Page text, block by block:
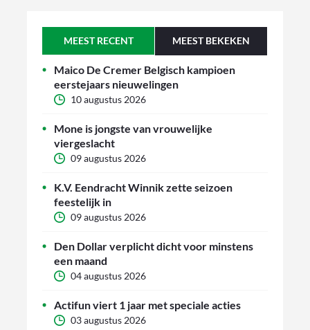
MEEST RECENT MEEST BEKEKEN
Maico De Cremer Belgisch kampioen
eerstejaars nieuwelingen
10 augustus 2026
Mone is jongste van vrouwelijke
viergeslacht
09 augustus 2026
K.V. Eendracht Winnik zette seizoen
feestelijk in
09 augustus 2026
Den Dollar verplicht dicht voor minstens
een maand
04 augustus 2026
Actifun viert 1 jaar met speciale acties
03 augustus 2026